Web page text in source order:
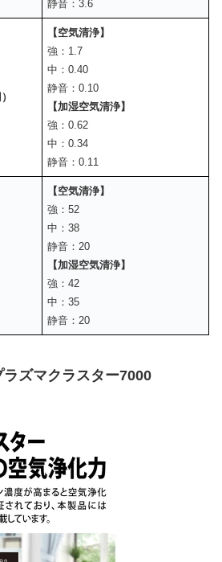
静音：3.6
【空気清浄】
強：1.7
中：0.40
静音：0.10
【加湿空気清浄】
強：0.62
中：0.34
静音：0.11
【空気清浄】
強：52
中：38
静音：20
【加湿空気清浄】
強：42
中：35
静音：20
ズマクラスター7000